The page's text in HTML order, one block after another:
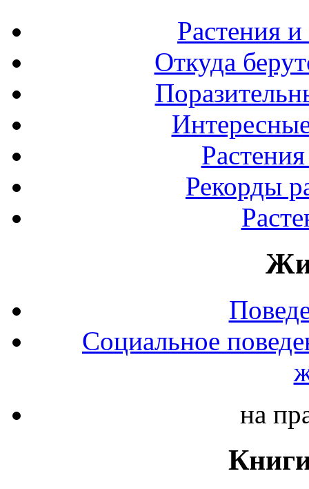
Растения
Откуда
Рекорды
Социальное
на